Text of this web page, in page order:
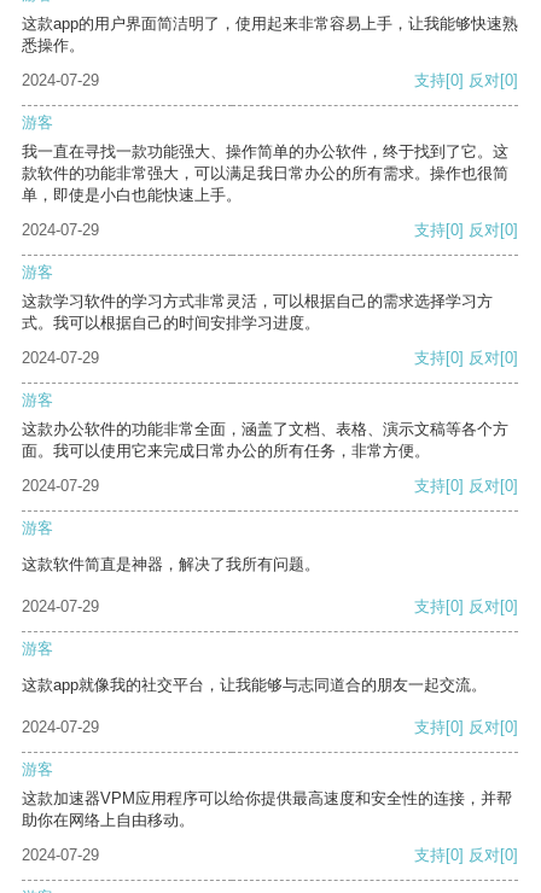
这款app的用户界面简洁明了，使用起来非常容易上手，让我能够快速熟
悉操作。
2024-07-29
支持[0] 反对[0]
游客
我一直在寻找一款功能强大、操作简单的办公软件，终于找到了它。这
款软件的功能非常强大，可以满足我日常办公的所有需求。操作也很简
单，即使是小白也能快速上手。
2024-07-29
支持[0] 反对[0]
游客
这款学习软件的学习方式非常灵活，可以根据自己的需求选择学习方
式。我可以根据自己的时间安排学习进度。
2024-07-29
支持[0] 反对[0]
游客
这款办公软件的功能非常全面，涵盖了文档、表格、演示文稿等各个方
面。我可以使用它来完成日常办公的所有任务，非常方便。
2024-07-29
支持[0] 反对[0]
游客
这款软件简直是神器，解决了我所有问题。
2024-07-29 支持[0] 反对[0]
游客
这款app就像我的社交平台，让我能够与志同道合的朋友一起交流。
2024-07-29 支持[0] 反对[0]
游客
这款加速器VPM应用程序可以给你提供最高速度和安全性的连接，并帮
助你在网络上自由移动。
2024-07-29
支持[0] 反对[0]